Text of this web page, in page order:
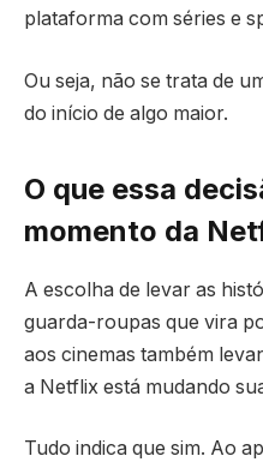
plataforma com séries e
Ou seja, não se trata de
do início de algo maior.
O que essa
momento da
A escolha de levar as
guarda-roupas que vira
aos cinemas também
a Netflix está mudando
Tudo indica que sim. Ao